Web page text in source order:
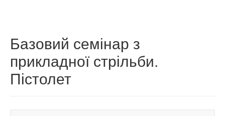
Базовий семінар з
прикладної стрільби.
Пістолет